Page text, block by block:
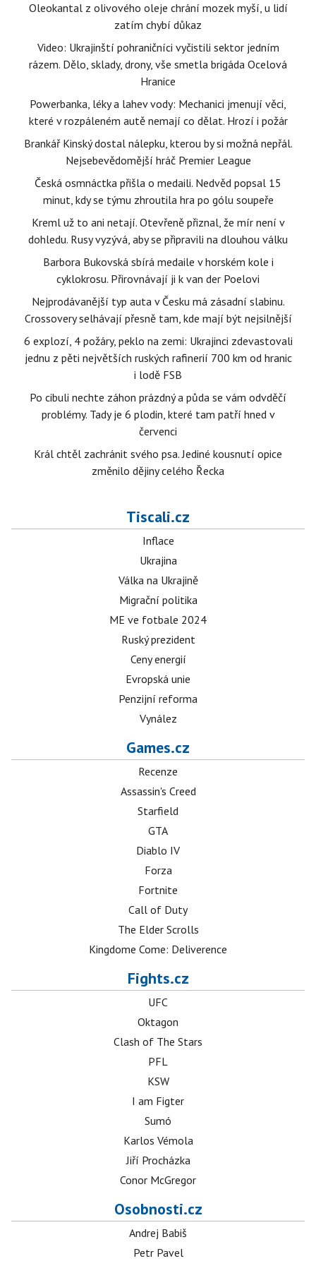
Oleokantal z olivového oleje chrání mozek myší, u lidí
zatím chybí důkaz
Video: Ukrajinští pohraničníci vyčistili sektor jedním
rázem. Dělo, sklady, drony, vše smetla brigáda Ocelová
Hranice
Powerbanka, léky a lahev vody: Mechanici jmenují věci,
které v rozpáleném autě nemají co dělat. Hrozí i požár
Brankář Kinský dostal nálepku, kterou by si možná nepřál.
Nejsebevědomější hráč Premier League
Česká osmnáctka přišla o medaili. Nedvěd popsal 15
minut, kdy se týmu zhroutila hra po gólu soupeře
Kreml už to ani netají. Otevřeně přiznal, že mír není v
dohledu. Rusy vyzývá, aby se připravili na dlouhou válku
Barbora Bukovská sbírá medaile v horském kole i
cyklokrosu. Přirovnávají ji k van der Poelovi
Nejprodávanější typ auta v Česku má zásadní slabinu.
Crossovery selhávají přesně tam, kde mají být nejsilnější
6 explozí, 4 požáry, peklo na zemi: Ukrajinci zdevastovali
jednu z pěti největších ruských rafinerií 700 km od hranic
i lodě FSB
Po cibuli nechte záhon prázdný a půda se vám odvděčí
problémy. Tady je 6 plodin, které tam patří hned v
červenci
Král chtěl zachránit svého psa. Jediné kousnutí opice
změnilo dějiny celého Řecka
Tiscali.cz
Inflace
Ukrajina
Válka na Ukrajině
Migrační politika
ME ve fotbale 2024
Ruský prezident
Ceny energií
Evropská unie
Penzijní reforma
Vynález
Games.cz
Recenze
Assassin's Creed
Starfield
GTA
Diablo IV
Forza
Fortnite
Call of Duty
The Elder Scrolls
Kingdome Come: Deliverence
Fights.cz
UFC
Oktagon
Clash of The Stars
PFL
KSW
I am Figter
Sumó
Karlos Vémola
Jiří Procházka
Conor McGregor
Osobnosti.cz
Andrej Babiš
Petr Pavel